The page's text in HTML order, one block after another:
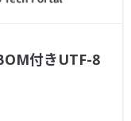
付きUTF-8